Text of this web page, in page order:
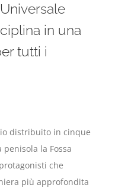
in una
tutti i
distribuito in cinque
la Fossa
che
più approfondita